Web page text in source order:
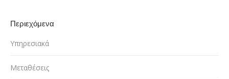
Περιεχόμενα
Υπηρεσιακά
Μεταθέσεις